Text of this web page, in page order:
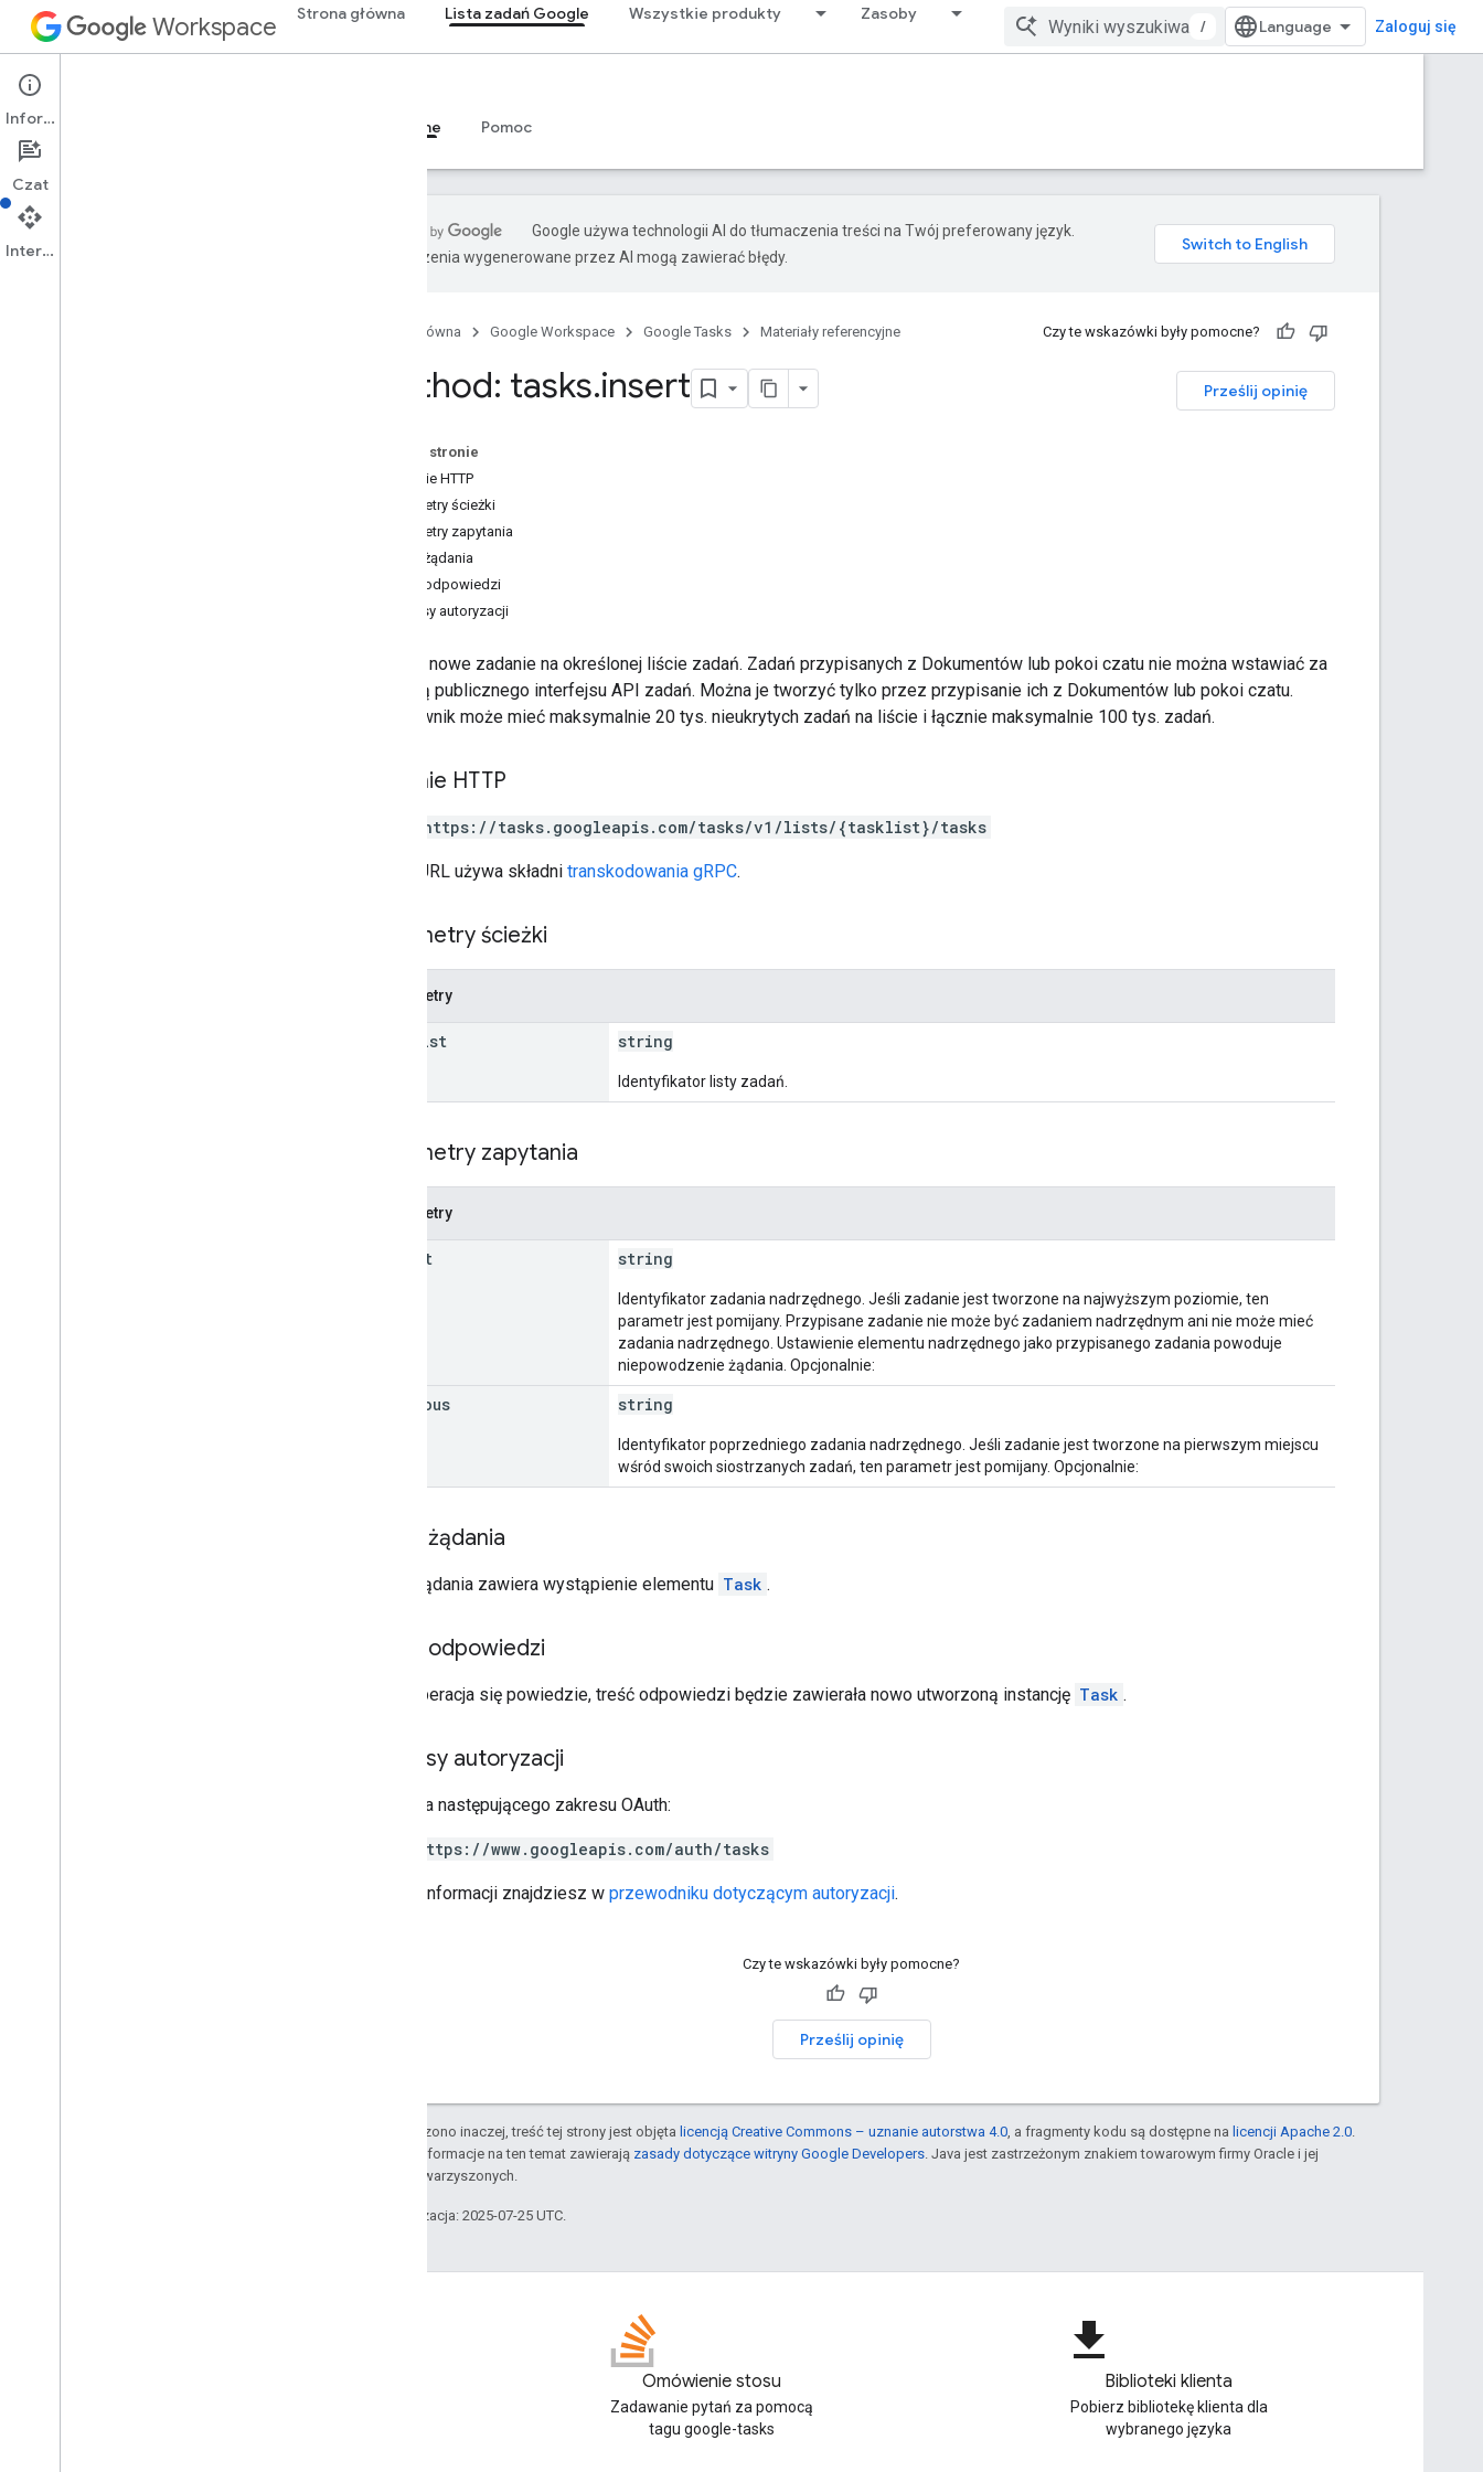
Workspace Strona główna Lista zadań Google Wszystkie produkty Zasoby
/ Zaloguj się
Google Tasks
Przegląd Materiały referencyjne Pomoc
Google używa technologii AI do tłumaczenia treści na Twój preferowany język.
Tłumaczenia wygenerowane przez AI mogą zawierać błędy.
Strona główna Google Workspace Google Tasks Materiały referencyjne Czy te wskazówki były pomocne?
Prześlij opinię
Method: tasks.insert
Na tej stronie
Żądanie HTTP
Parametry ścieżki
Parametry zapytania
Treść żądania
Treść odpowiedzi
Zakresy autoryzacji
Tworzy nowe zadanie na określonej liście zadań. Zadań przypisanych z Dokumentów lub pokoi czatu nie można wstawiać za
pomocą publicznego interfejsu API zadań. Można je tworzyć tylko przez przypisanie ich z Dokumentów lub pokoi czatu.
Użytkownik może mieć maksymalnie 20 tys. nieukrytych zadań na liście i łącznie maksymalnie 100 tys. zadań.
Żądanie HTTP
POST https://tasks.googleapis.com/tasks/v1/lists/{tasklist}/tasks
Adres URL używa składni transkodowania gRPC.
Parametry ścieżki
Parametry
tasklist string
Identyfikator listy zadań.
Parametry zapytania
Parametry
parent string
Identyfikator zadania nadrzędnego. Jeśli zadanie jest tworzone na najwyższym poziomie, ten
parametr jest pomijany. Przypisane zadanie nie może być zadaniem nadrzędnym ani nie może mieć
zadania nadrzędnego. Ustawienie elementu nadrzędnego jako przypisanego zadania powoduje
niepowodzenie żądania. Opcjonalnie:
previous string
Identyfikator poprzedniego zadania nadrzędnego. Jeśli zadanie jest tworzone na pierwszym miejscu
wśród swoich siostrzanych zadań, ten parametr jest pomijany. Opcjonalnie:
Treść żądania
Treść żądania zawiera wystąpienie elementu Task .
Treść odpowiedzi
Jeśli operacja się powiedzie, treść odpowiedzi będzie zawierała nowo utworzoną instancję Task .
Zakresy autoryzacji
Wymaga następującego zakresu OAuth:
https://www.googleapis.com/auth/tasks
Więcej informacji znajdziesz w przewodniku dotyczącym autoryzacji.
Czy te wskazówki były pomocne?
Prześlij opinię
O ile nie stwierdzono inaczej, treść tej strony jest objęta licencją Creative Commons – uznanie autorstwa 4.0 , a fragmenty kodu są dostępne na licencji Apache 2.0
Szczegółowe informacje na ten temat zawierają zasady dotyczące witryny Google Developers . Java jest zastrzeżonym znakiem towarowym firmy Oracle i jej
podmiotów stowarzyszonych.
Ostatnia aktualizacja: 2025-07-25 UTC.
Omówienie stosu
Zadawanie pytań za pomocą
tagu google-tasks
file_download
Biblioteki klienta
Pobierz bibliotekę klienta dla
wybranego języka
Informacje
Czat
Interfejs API